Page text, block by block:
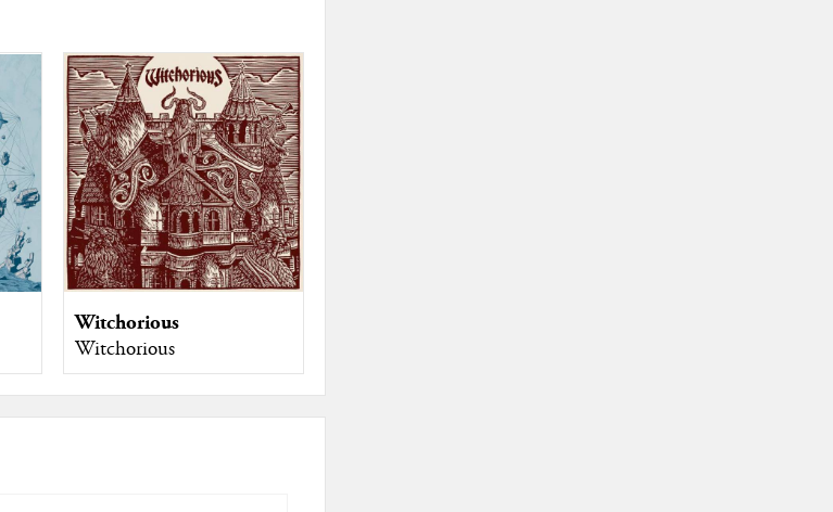
Witchorious
Witchorious